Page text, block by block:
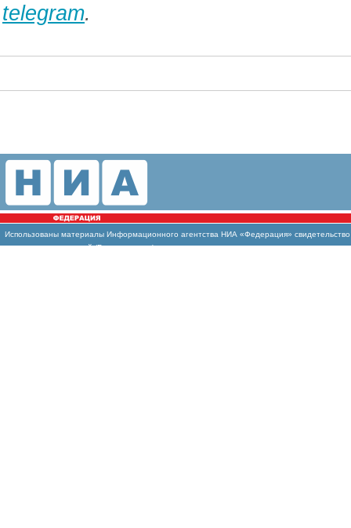
telegram.
Использованы материалы Информационного агентства НИА «Федерация»
массовых коммуникаций (Роскомнадзор)